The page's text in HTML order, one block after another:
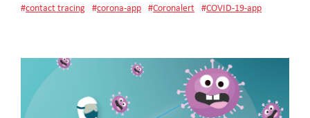
#contact tracing #corona-app #Coronalert #COVID-19-app